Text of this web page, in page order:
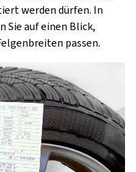
werden dürfen. In
Sie auf einen Blick,
passen.